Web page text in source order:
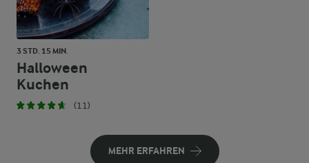
3 STD. 15 MIN.
Halloween
Kuchen
(11)
MEHR ERFAHREN